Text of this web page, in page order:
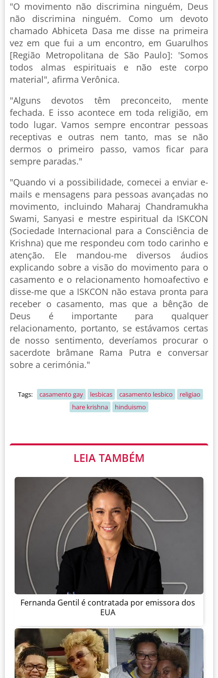
"O movimento não discrimina ninguém, Deus
não discrimina ninguém. Como um devoto
chamado Abhiceta Dasa me disse na primeira
vez em que fui a um encontro, em Guarulhos
[Região Metropolitana de São Paulo]: 'Somos
todos almas espirituais e não este corpo
material", afirma Verônica.
"Alguns devotos têm preconceito, mente
fechada. E isso acontece em toda religião, em
todo lugar. Vamos sempre encontrar pessoas
receptivas e outras nem tanto, mas se não
dermos o primeiro passo, vamos ficar para
sempre paradas."
"Quando vi a possibilidade, comecei a enviar e-
mails e mensagens para pessoas avançadas no
movimento, incluindo Maharaj Chandramukha
Swami, Sanyasi e mestre espiritual da ISKCON
(Sociedade Internacional para a Consciência de
Krishna) que me respondeu com todo carinho e
atenção. Ele mandou-me diversos áudios
explicando sobre a visão do movimento para o
casamento e o relacionamento homoafectivo e
disse-me que a ISKCON não estava pronta para
receber o casamento, mas que a bênção de
Deus é importante para qualquer
relacionamento, portanto, se estávamos certas
de nosso sentimento, deveríamos procurar o
sacerdote brâmane Rama Putra e conversar
sobre a cerimónia."
Tags: casamento gay lesbicas casamento lesbico
religiao
hare krishna
hinduismo
LEIA TAMBÉM
Fernanda Gentil é contratada por emissora dos
EUA